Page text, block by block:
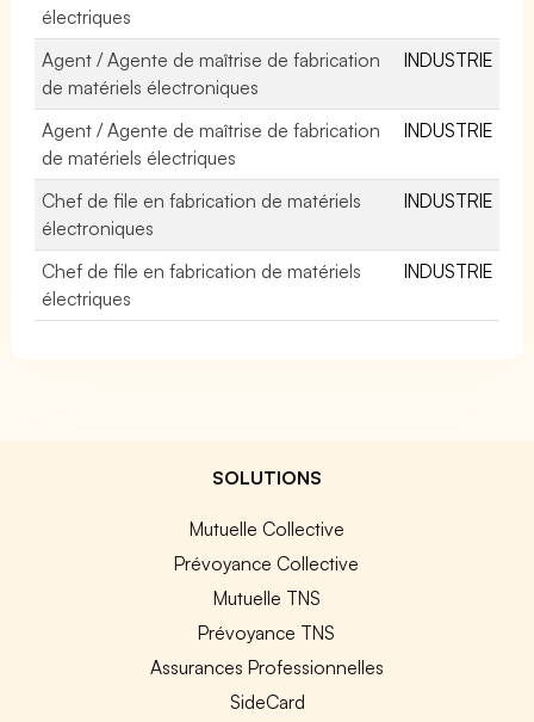
électriques
Agent / Agente de maîtrise de fabrication
de matériels électroniques
INDUSTRIE
Agent / Agente de maîtrise de fabrication
de matériels électriques
INDUSTRIE
Chef de file en fabrication de matériels
électroniques
INDUSTRIE
Chef de file en fabrication de matériels
électriques
INDUSTRIE
SOLUTIONS
Mutuelle Collective
Prévoyance Collective
Mutuelle TNS
Prévoyance TNS
Assurances Professionnelles
SideCard